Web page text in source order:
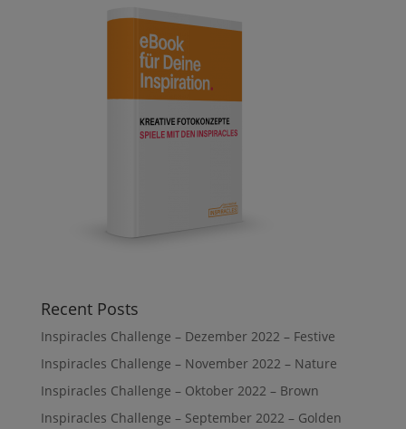
Recent Posts
Inspiracles Challenge – Dezember 2022 – Festive
Inspiracles Challenge – November 2022 – Nature
Inspiracles Challenge – Oktober 2022 – Brown
Inspiracles Challenge – September 2022 – Golden